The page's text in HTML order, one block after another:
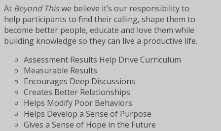
At Beyond Thiswe believe it’s our responsibility to
help participants to find their calling, shape them to
become better people, educate and love them while
building knowledge so they can live a productive life.
Assessment Results Help Drive Curriculum
Measurable Results
Encourages Deep Discussions
Creates Better Relationships
Helps Modify Poor Behaviors
Helps Develop a Sense of Purpose
Gives a Sense of Hope in the Future